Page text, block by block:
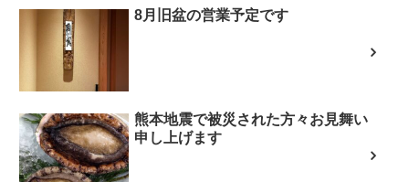
8月旧盆の営業予定です
熊本地震で被災された方々お見舞い
申し上げます